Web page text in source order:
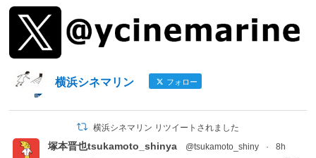
横浜シネマリン フォロー
横浜シネマリン リツイートされました
塚本晋也tsukamoto_shinya @tsukamoto_shiny · 8h